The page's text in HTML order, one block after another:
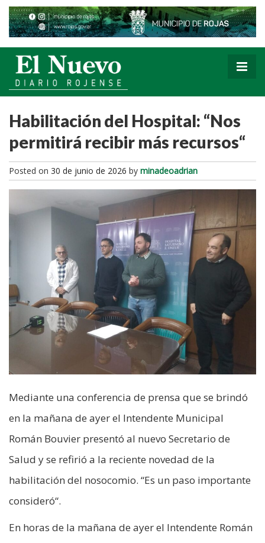
Habilitación del Hospital: “Nos
permitirá recibir más recursos“
Posted on 30 de junio de 2026 by minadeoadrian
Mediante una conferencia de prensa que se brindó
en la mañana de ayer el Intendente Municipal
Román Bouvier presentó al nuevo Secretario de
Salud y se refirió a la reciente novedad de la
habilitación del nosocomio. “Es un paso importante
consideró“.
En horas de la mañana de ayer el Intendente Román